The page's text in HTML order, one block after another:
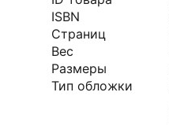
ISBN
Страниц
Вес
Размеры
Тип обложки